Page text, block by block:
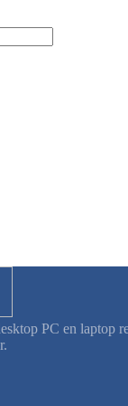
PC en laptop